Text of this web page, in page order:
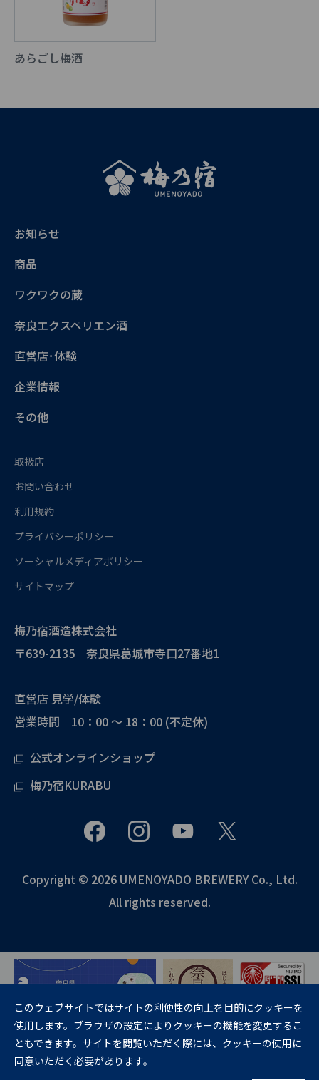
あらごし梅酒
お知らせ
商品
ワクワクの蔵
奈良エクスペリエン酒
直営店･体験
企業情報
その他
取扱店
お問い合わせ
利用規約
プライバシーポリシー
ソーシャルメディアポリシー
サイトマップ
梅乃宿酒造株式会社
〒639-2135 奈良県葛城市寺口27番地1
直営店 見学/体験
営業時間 10：00 ～ 18：00 (不定休)
公式オンラインショップ
梅乃宿KURABU
Copyright © 2026 UMENOYADO BREWERY Co., Ltd.
All rights reserved.
飲酒は20歳になってから。
妊娠中や授乳期の飲酒は、胎児・乳児の発育に悪影響を与えるおそれが
あります。
このウェブサイトではサイトの利便性の向上を目的にクッキーを
使用します。ブラウザの設定によりクッキーの機能を変更するこ
ともできます。サイトを閲覧いただく際には、クッキーの使用に
同意いただく必要があります。